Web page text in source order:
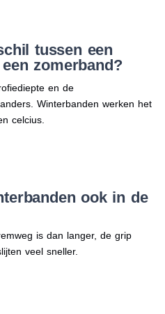
tussen een
zomerband?
en de
Winterbanden werken het
celcius.
ook in de
is dan langer, de grip
veel sneller.